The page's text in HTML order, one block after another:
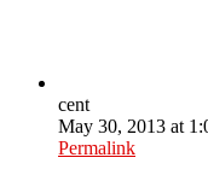
cent
May 30, 2013 at
Permalink